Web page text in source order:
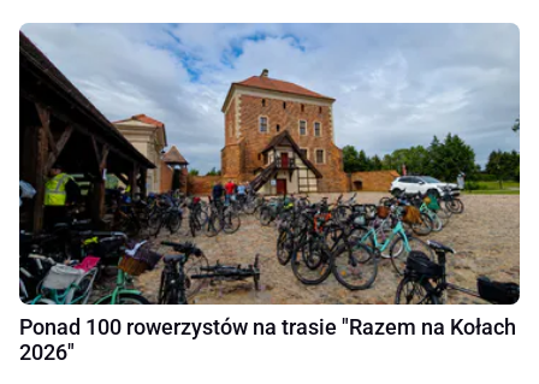
Ponad 100 rowerzystów na trasie "Razem na Kołach
2026"